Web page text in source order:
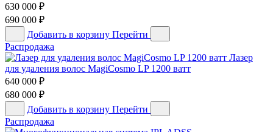
630 000 ₽
690 000 ₽
Добавить в корзину Перейти
Распродажа
Лазер
для удаления волос MagiCosmo LP 1200 ватт
640 000 ₽
680 000 ₽
Добавить в корзину Перейти
Распродажа